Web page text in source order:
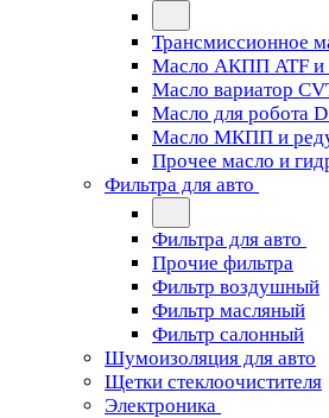
Трансмиссионное
Масло АКПП ATF и
Масло вариатор
Масло для робота
Масло МКПП и
Прочее масло и
Фильтра для авто
Фильтра для авто
Прочие фильтра
Фильтр воздушный
Фильтр масляный
Фильтр салонный
Шумоизоляция для авто
Щетки стеклоочистителя
Электроника